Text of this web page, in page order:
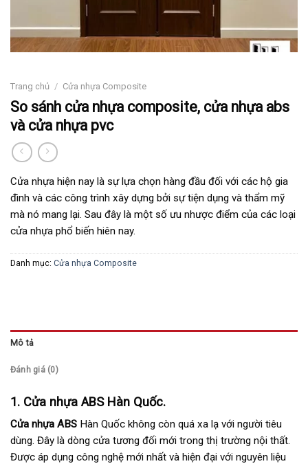
Trang chủ / Cửa nhựa Composite
So sánh cửa nhựa composite, cửa nhựa abs
và cửa nhựa pvc
Cửa nhựa hiện nay là sự lựa chọn hàng đầu đối với các hộ gia
đình và các công trình xây dựng bởi sự tiện dụng và thẩm mỹ
mà nó mang lại. Sau đây là một số ưu nhược điểm của các loại
cửa nhựa phổ biến hiên nay.
Danh mục: Cửa nhựa Composite
Mô tả
Đánh giá (0)
1. Cửa nhựa ABS Hàn Quốc.
Cửa nhựa ABS Hàn Quốc không còn quá xa lạ với người tiêu
dùng. Đây là dòng cửa tương đối mới trong thị trường nội thất.
Được áp dụng công nghệ mới nhất và hiện đại với nguyên liệu